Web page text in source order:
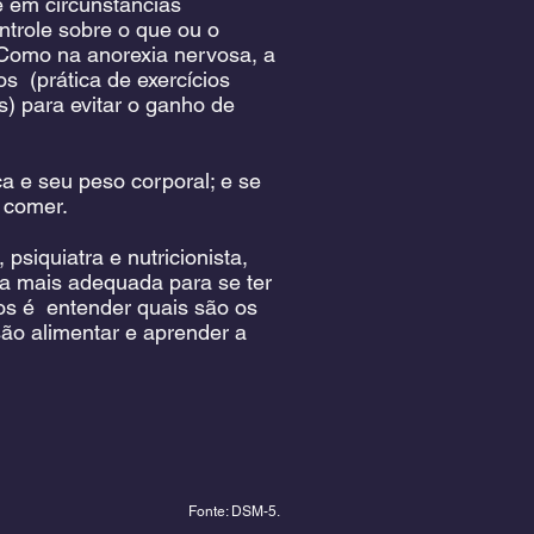
sobre o que ou o
na anorexia nervosa, a
(prática de exercícios
para evitar o ganho de
e seu peso corporal; e se
e nutricionista,
mais adequada para se ter
é entender quais são os
alimentar e aprender a
Fonte: DSM-5.